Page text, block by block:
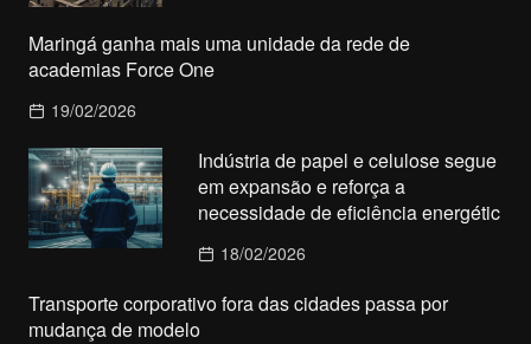
Maringá ganha mais uma unidade da rede de
academias Force One
19/02/2026
Indústria de papel e celulose segue
em expansão e reforça a
necessidade de eficiência energétic
18/02/2026
Transporte corporativo fora das cidades passa por
mudança de modelo